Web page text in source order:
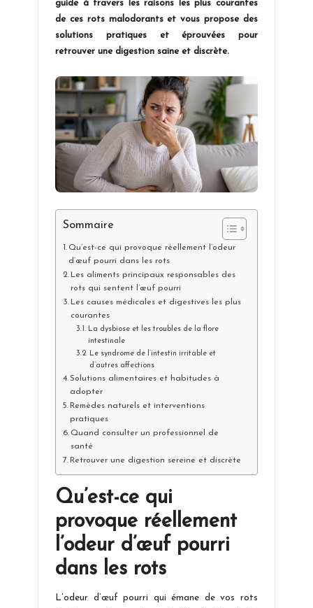
guide à travers les raisons les plus courantes
de ces rots malodorants et vous propose des
solutions pratiques et éprouvées pour
retrouver une digestion saine et discrète.
Sommaire
Qu’est-ce qui provoque réellement l’odeur
d’œuf pourri dans les rots
Les aliments principaux responsables des
rots qui sentent l’œuf pourri
Les causes médicales et digestives les plus
courantes
La dysbiose et les troubles de la flore
intestinale
Le syndrome de l’intestin irritable et
d’autres affections
Solutions alimentaires et habitudes à
adopter
Remèdes naturels et interventions
pratiques
Quand consulter un professionnel de
santé
Retrouver une digestion sereine et discrète
Qu’est-ce qui
provoque réellement
l’odeur d’œuf pourri
dans les rots
L’odeur d’œuf pourri qui émane de vos rots